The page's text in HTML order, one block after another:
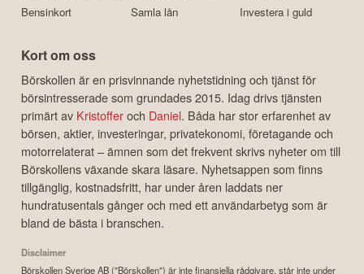
Bensinkort
Samla lån
Investera i guld
Kort om oss
Börskollen är en prisvinnande nyhetstidning och tjänst för
börsintresserade som grundades 2015. Idag drivs tjänsten
primärt av Kristofferoch Daniel. Båda har stor erfarenhet av
börsen, aktier, investeringar, privatekonomi, företagande och
motorrelaterat – ämnen som det frekvent skrivs nyheter om till
Börskollens växande skara läsare. Nyhetsappen som finns
tillgänglig, kostnadsfritt, har under åren laddats ner
hundratusentals gånger och med ett användarbetyg som är
bland de bästa i branschen.
Disclaimer
Börskollen Sverige AB ("Börskollen") är inte finansiella rådgivare, står inte under